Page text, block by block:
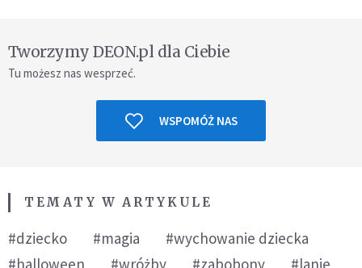
Tworzymy DEON.pl dla Ciebie
Tu możesz nas wesprzeć.
WSPOMÓŻ NAS
TEMATY W ARTYKULE
#dziecko #magia
#wychowanie dziecka
#halloween
#wróżby #zabobony
#lanie